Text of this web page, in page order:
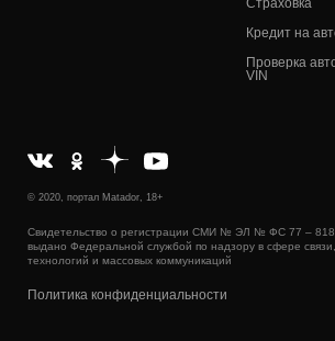
Страховка
Кредит на
Проверка
VIN
© 2020, портал Matador, 18+
Свидетельство о регистрации СМИ № ЭЛ № ФС 77 –
выдано Федеральной службой по надзору в сфере
технологий и массовых коммуникаций
Политика конфиденциальности